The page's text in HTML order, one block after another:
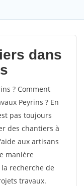
dans
? Comment
Peyrins ? En
pas toujours
des chantiers à
aux artisans
manière
recherche de
travaux.